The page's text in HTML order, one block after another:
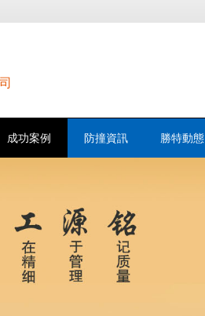
成功案例 防撞資訊 勝特動態